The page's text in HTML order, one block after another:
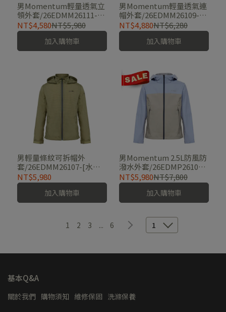
男Momentum輕量透氣立
領外套/26EDMM26111-
[碧綠、水藍]
NT$4,580NT$5,980
加入購物車
男Momentum輕量透氣連
帽外套/26EDMM26109-
[墨染綠]
NT$4,880NT$6,280
加入購物車
男輕量條紋可拆帽外
套/26EDMM26107-[水
藍、橄欖綠]
NT$5,980
加入購物車
男Momentum 2.5L防風防
潑水外套/26EDMP26101-
[卡其、水藍、碳藍]
NT$5,980NT$7,800
加入購物車
1 2 3 ... 6 1
基本Q&A
關於我們 購物須知 維修保固 洗滌保養